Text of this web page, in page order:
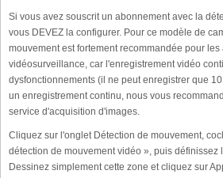
Si vous avez souscrit un abonnement avec la
vous DEVEZ la configurer. Pour ce modèle de
mouvement est fortement recommandée pour
vidéosurveillance, car l'enregistrement vidéo
dysfonctionnements (il ne peut enregistrer que
un enregistrement continu, nous vous
service d'acquisition d'images.
Cliquez sur l'onglet Détection de mouvement,
détection de mouvement vidéo », puis définissez
Dessinez simplement cette zone et cliquez sur